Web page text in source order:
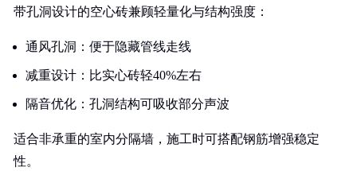
带孔洞设计的空心砖兼顾轻量化与结构强度：
通风孔洞：便于隐藏管线走线
减重设计：比实心砖轻40%左右
隔音优化：孔洞结构可吸收部分声波
适合非承重的室内分隔墙，施工时可搭配钢筋增强稳定
性。